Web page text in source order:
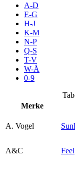
Inspirasjon
Søk
Praktisk
Ledige stillinger
Magasin
A-D
E-G
H-J
K-M
N-P
Q-S
T-V
W-Å
0-9
Merke
A. Vogel
A&C
Feel